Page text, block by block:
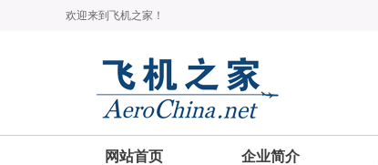
欢迎来到飞机之家！
网站首页 企业简介